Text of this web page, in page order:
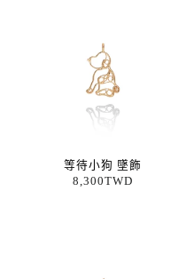
等待小狗 墜飾
8,300TWD